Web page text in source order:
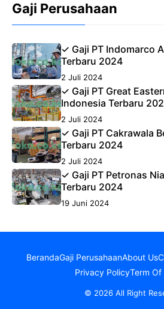
Gaji Perusahaan
✓ Gaji PT Indomarco
Terbaru 2024
2 Juli 2024
✓ Gaji PT Great
Indonesia Terbaru
2 Juli 2024
✓ Gaji PT Cakrawala
Terbaru 2024
2 Juli 2024
✓ Gaji PT Petronas
Terbaru 2024
19 Juni 2024
BerandaGaji PerusahaanAbout Us
Privacy PolicyTerm
© 2026 All Right